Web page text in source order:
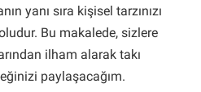
yanı sıra kişisel tarzınızı
Bu makalede, sizlere
ilham alarak takı
paylaşacağım.